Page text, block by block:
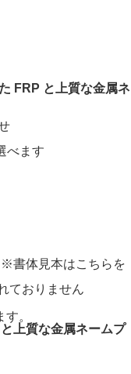
べます
※書体見本はこちらを
ておりません
。